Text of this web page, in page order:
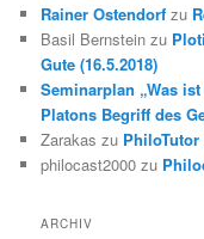
Rainer Ostendorf zu
Basil Bernstein zu
Gute (16.5.2018)
Seminarplan „Was
Platons Begriff des
Zarakas zu
philocast2000 zu
ARCHIV